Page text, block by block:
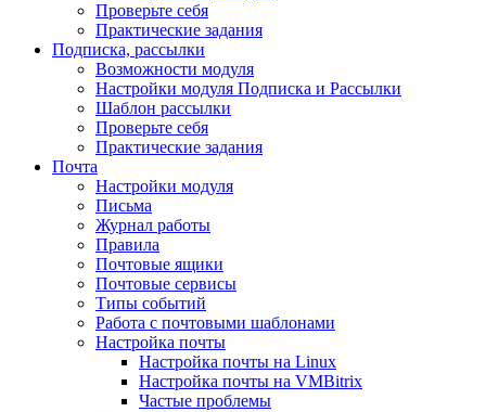
Проверьте себя
Практические задания
Подписка, рассылки
Возможности модуля
Настройки модуля Подписка и Рассылки
Шаблон рассылки
Проверьте себя
Практические задания
Почта
Настройки модуля
Письма
Журнал работы
Правила
Почтовые ящики
Почтовые сервисы
Типы событий
Работа с почтовыми шаблонами
Настройка почты
Настройка почты на Linux
Настройка почты на VMBitrix
Частые проблемы